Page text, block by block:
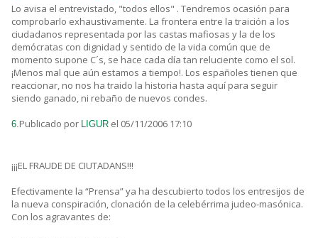
Lo avisa el entrevistado, "todos ellos" . Tendremos ocasión para
comprobarlo exhaustivamente. La frontera entre la traición a los
ciudadanos representada por las castas mafiosas y la de los
demócratas con dignidad y sentido de la vida común que de
momento supone C´s, se hace cada día tan reluciente como el sol.
¡Menos mal que aún estamos a tiempo!. Los españoles tienen que
reaccionar, no nos ha traido la historia hasta aquí para seguir
siendo ganado, ni rebaño de nuevos condes.
6.Publicado por LIGUR el 05/11/2006 17:10
¡¡¡EL FRAUDE DE CIUTADANS!!!
Efectivamente la “Prensa” ya ha descubierto todos los entresijos de
la nueva conspiración, clonación de la celebérrima judeo-masónica.
Con los agravantes de: